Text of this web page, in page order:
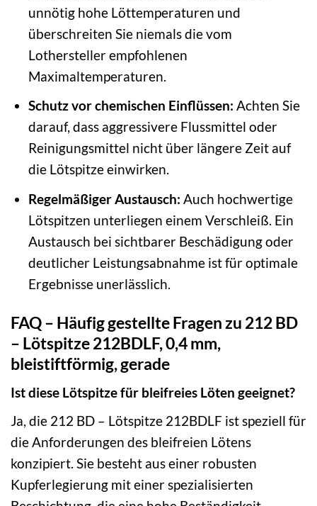
unnötig hohe Löttemperaturen und
überschreiten Sie niemals die vom
Lothersteller empfohlenen
Maximaltemperaturen.
Schutz vor chemischen Einflüssen: Achten Sie
darauf, dass aggressivere Flussmittel oder
Reinigungsmittel nicht über längere Zeit auf
die Lötspitze einwirken.
Regelmäßiger Austausch: Auch hochwertige
Lötspitzen unterliegen einem Verschleiß. Ein
Austausch bei sichtbarer Beschädigung oder
deutlicher Leistungsabnahme ist für optimale
Ergebnisse unerlässlich.
FAQ – Häufig gestellte Fragen zu 212 BD
– Lötspitze 212BDLF, 0,4 mm,
bleistiftförmig, gerade
Ist diese Lötspitze für bleifreies Löten geeignet?
Ja, die 212 BD – Lötspitze 212BDLF ist speziell für
die Anforderungen des bleifreien Lötens
konzipiert. Sie besteht aus einer robusten
Kupferlegierung mit einer spezialisierten